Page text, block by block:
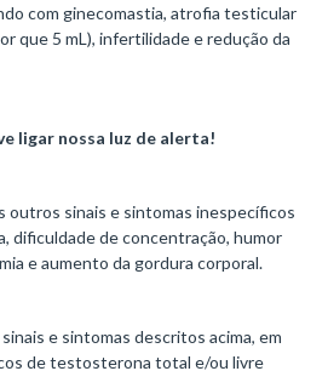
com ginecomastia, atrofia testicular
que 5 mL), infertilidade e redução da
ligar nossa luz de alerta!
outros sinais e sintomas inespecíficos
dificuldade de concentração, humor
e aumento da gordura corporal.
e sintomas descritos acima, em
de testosterona total e/ou livre